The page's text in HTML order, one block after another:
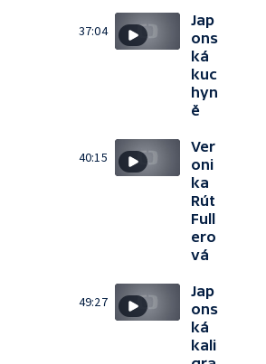
37:04
Jap
ons
ká
kuc
hyn
ě
40:15
Ver
oni
ka
Rút
Full
ero
vá
49:27
Jap
ons
ká
kali